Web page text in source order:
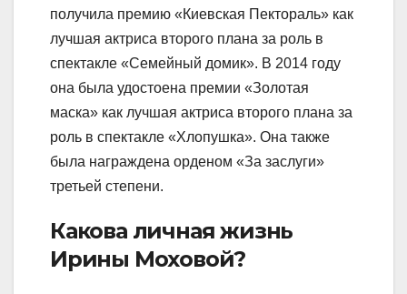
получила премию «Киевская Пектораль» как
лучшая актриса второго плана за роль в
спектакле «Семейный домик». В 2014 году
она была удостоена премии «Золотая
маска» как лучшая актриса второго плана за
роль в спектакле «Хлопушка». Она также
была награждена орденом «За заслуги»
третьей степени.
Какова личная жизнь
Ирины Моховой?